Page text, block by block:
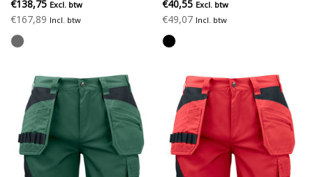
€138,75 Excl. btw
€167,89 Incl. btw
€40,55 Excl. btw
€49,07 Incl. btw